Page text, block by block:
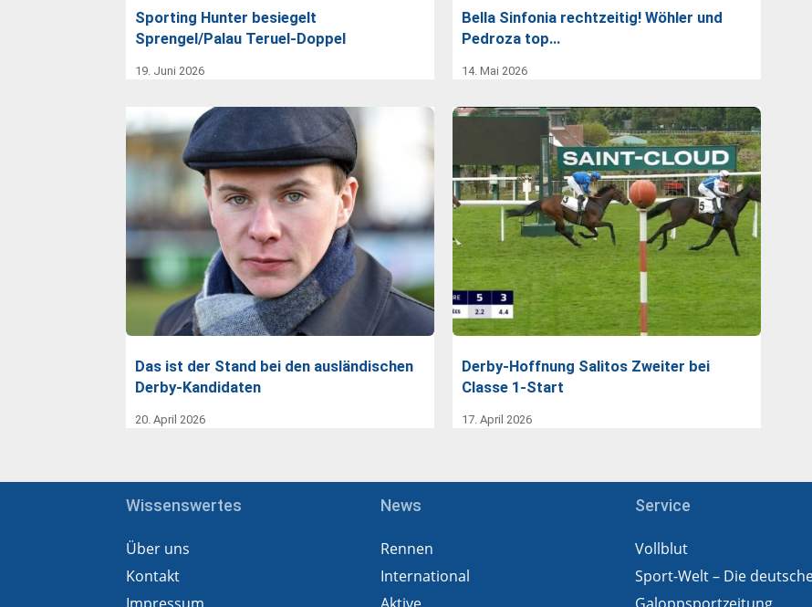
Sporting Hunter besiegelt
Sprengel/Palau Teruel-Doppel
19. Juni 2026
Bella Sinfonia rechtzeitig! Wöhler und
Pedroza top…
14. Mai 2026
Das ist der Stand bei den ausländischen
Derby-Kandidaten
20. April 2026
Derby-Hoffnung Salitos Zweiter bei
Classe 1-Start
17. April 2026
Wissenswertes
Über uns
Kontakt
News
Rennen
International
Service
Vollblut
Sport-Welt – Die